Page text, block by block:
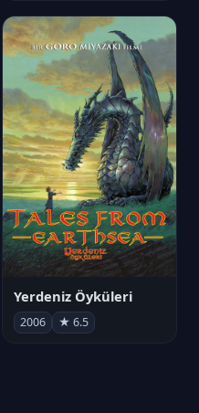
Yerdeniz Öyküleri
2006 ★ 6.5